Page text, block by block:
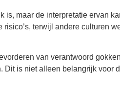
maar de interpretatie ervan
terwijl andere culturen
van verantwoord
is niet alleen belangrijk voor